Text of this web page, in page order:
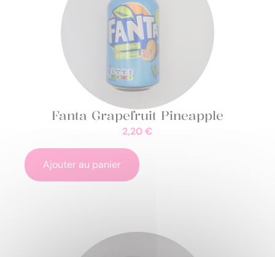
Fanta Grapefruit Pineapple
2,20€
Ajouter au panier